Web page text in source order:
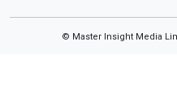
© Master Insight Media